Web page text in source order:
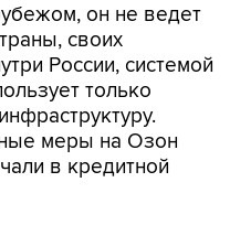
он не ведет
своих
России, системой
только
меры на Озон
в кредитной